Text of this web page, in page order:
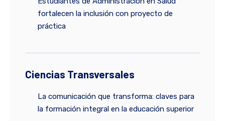
fortalecen la inclusión con proyecto de
práctica
Ciencias Transversales
La comunicación que transforma: claves para
la formación integral en la educación superior